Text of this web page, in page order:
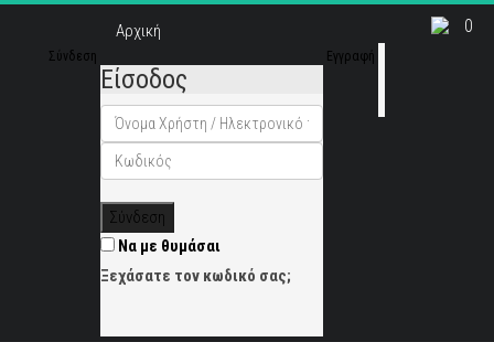
Αρχική
Σύνδεση
Είσοδος
Σύνδεση
Να με θυμάσαι
Ξεχάσατε τον κωδικό σας;
Εγγραφή
0